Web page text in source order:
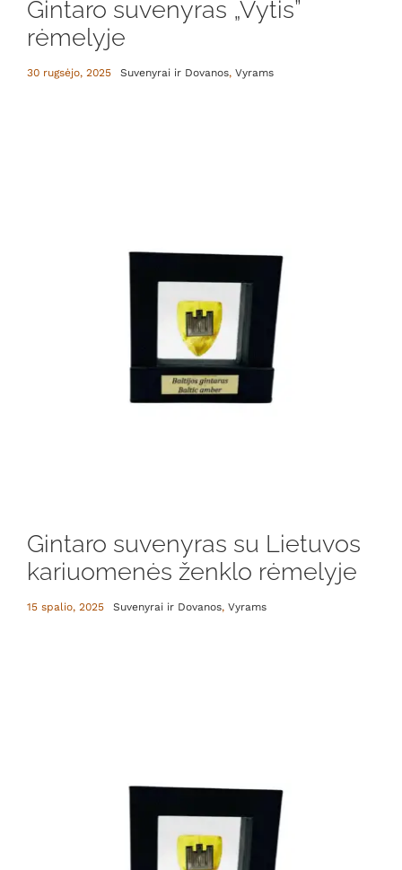
Gintaro suvenyras „Vytis”
rėmelyje
30 rugsėjo, 2025 Suvenyrai ir Dovanos, Vyrams
Gintaro suvenyras su Lietuvos
kariuomenės ženklo rėmelyje
15 spalio, 2025 Suvenyrai ir Dovanos, Vyrams